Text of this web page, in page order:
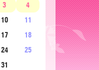
3
4
10
11
17
18
24
25
31